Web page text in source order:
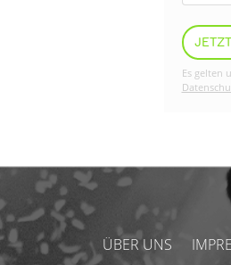
Es gelten
ÜBER UNS